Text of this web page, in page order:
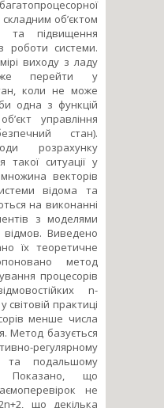
об’єктом
та підвищення
роботи системи.
виходу з ладу
перейти у
коли не може
одна з функцій
управління
стан).
розрахунку
такої ситуації у
векторів
відома та
на виконанні
з моделями
Виведено
їх теоретичне
метод
процесорів
n-
практиці
менше числа
Метод базується
регулярному
та подальшому
Показано, що
не
що декілька